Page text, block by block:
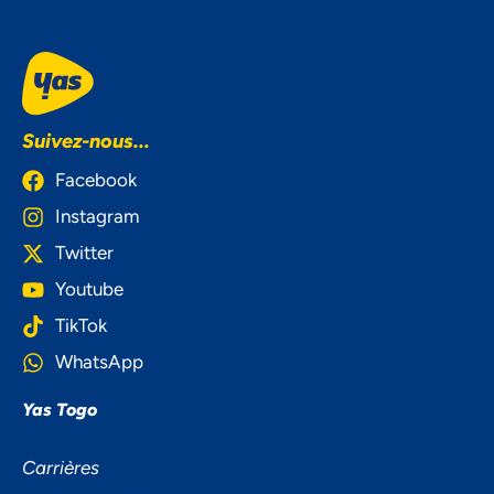
Suivez-nous...
Facebook
Instagram
Twitter
Youtube
TikTok
WhatsApp
Yas Togo
Carrières